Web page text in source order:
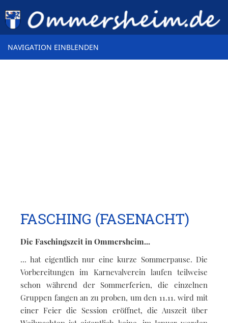
NAVIGATION EINBLENDEN
FASCHING (FASENACHT)
Die Faschingszeit in Ommersheim...
... hat eigentlich nur eine kurze Sommerpause. Die
Vorbereitungen im Karnevalverein laufen teilweise
schon während der Sommerferien, die einzelnen
Gruppen fangen an zu proben, um den 11.11. wird mit
einer Feier die Session eröffnet, die Auszeit über